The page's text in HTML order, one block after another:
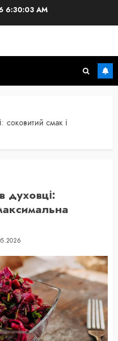
6:30:03 AM
соковитий смак і
духовці: